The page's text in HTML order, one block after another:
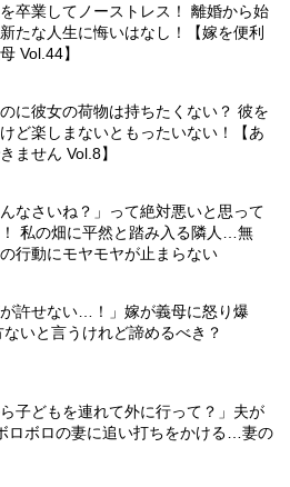
卒業してノーストレス！ 離婚から始
たな人生に悔いはなし！【嫁を便利
Vol.44】
に彼女の荷物は持ちたくない？ 彼を
ど楽しまないともったいない！【あ
ません Vol.8】
んなさいね？」って絶対悪いと思って
私の畑に平然と踏み入る隣人…無
行動にモヤモヤが止まらない
が許せない…！」嫁が義母に怒り爆
いと言うけれど諦めるべき？
ら子どもを連れて外に行って？」夫が
ロボロの妻に追い打ちをかける…妻の